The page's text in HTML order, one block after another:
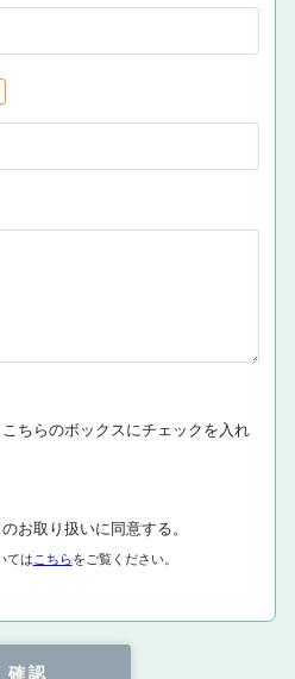
ちらのボックスにチェックを入れ
お取り扱いに同意する。
ては こちらをご覧ください。
確認